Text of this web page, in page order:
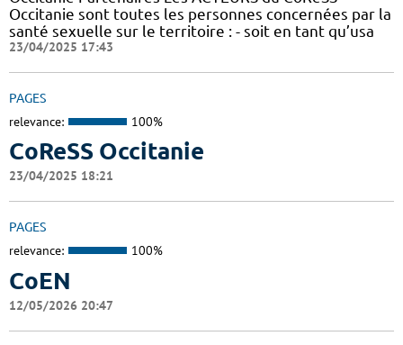
Occitanie sont toutes les personnes concernées par la
santé sexuelle sur le territoire : - soit en tant qu’usa
23/04/2025 17:43
PAGES
relevance: 100%
CoReSS Occitanie
23/04/2025 18:21
PAGES
relevance: 100%
CoEN
12/05/2026 20:47